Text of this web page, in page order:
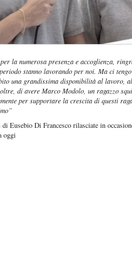
la numerosa presenza e accoglienza,
stanno lavorando per noi. Ma ci
una grandissima disponibilità al lavoro,
di avere Marco Modolo, un ragazzo
per supportare la crescita di questi
Eusebio Di Francesco rilasciate in
oggi